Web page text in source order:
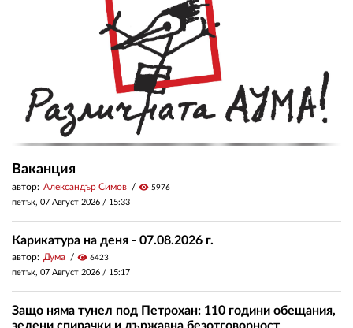
Ваканция
автор: Александър Симов visibility 5976
петък, 07 Август 2026 / 15:33
Карикатура на деня - 07.08.2026 г.
автор: Дума visibility 6423
петък, 07 Август 2026 / 15:17
Защо няма тунел под Петрохан: 110 години обещания,